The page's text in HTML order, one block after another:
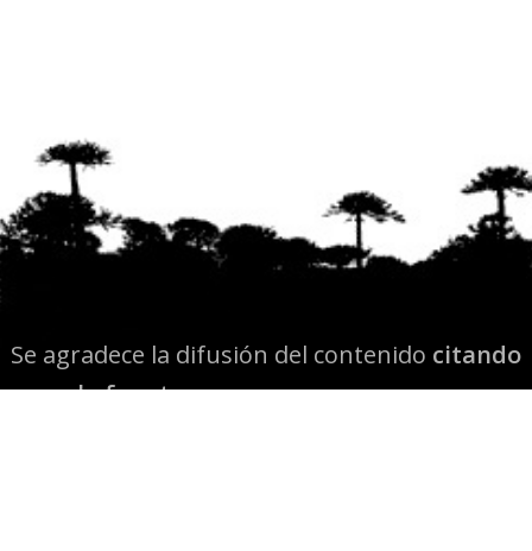
Se agradece la difusión del contenido citando
la fuente www.mapuexpress.org